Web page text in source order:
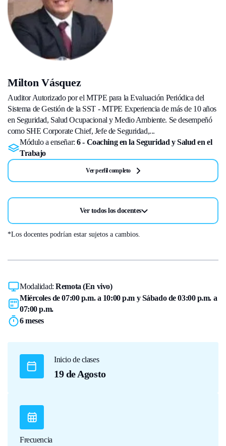
Milton Vásquez
Auditor Autorizado por el MTPE para la Evaluación Periódica del
Sistema de Gestión de la SST - MTPE Experiencia de más de 10 años
en Seguridad, Salud Ocupacional y Medio Ambiente. Se desempeñó
como SHE Corporate Chief, Jefe de Seguridad,...
Módulo a enseñar: 6 - Coaching en la Seguridad y Salud en el
Trabajo
Ver perfil completo
Ver todos los docentes
*Los docentes podrían estar sujetos a cambios.
Modalidad: Remota (En vivo)
Miércoles de 07:00 p.m. a 10:00 p.m y Sábado de 03:00 p.m. a
07:00 p.m.
6 meses
Inicio de clases
19 de Agosto
Frecuencia